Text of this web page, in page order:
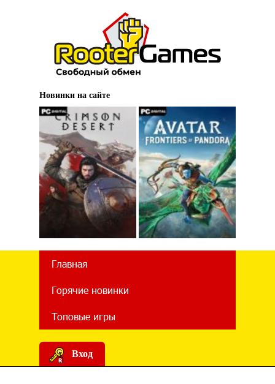
Новинки на сайте
Главная
Горячие новинки
Топовые игры
Вход